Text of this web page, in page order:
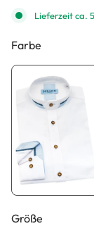
Lieferzeit ca.
Farbe
Größe